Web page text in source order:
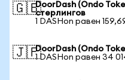
🇬🇧DoorDash (Ondo
стерлингов
1 DASHon равен
🇯🇵DoorDash (Ondo
1 DASHon равен 34